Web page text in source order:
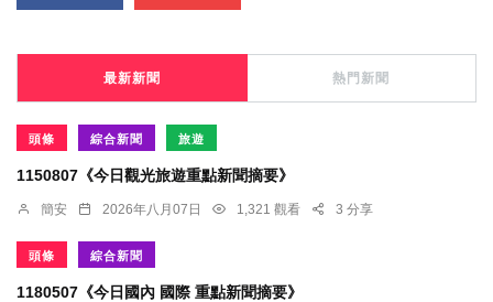
最新新聞 熱門新聞
頭條 綜合新聞 旅遊
1150807《今日觀光旅遊重點新聞摘要》
簡安 2026年八月07日 1,321 觀看 3 分享
頭條 綜合新聞
1180507《今日國內 國際 重點新聞摘要》